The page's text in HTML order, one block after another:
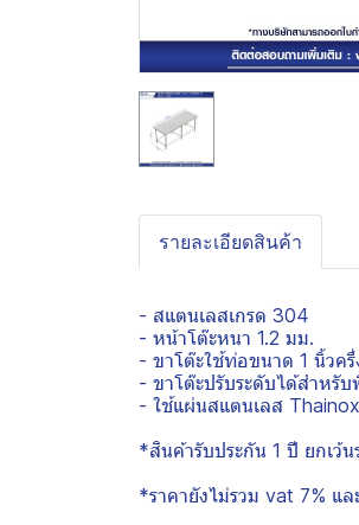
รายละเอียดสินค้า
- สแตนเลสเกรด 304
- หน้าโต๊ะหนา 1.2 มม.
- ขาโต๊ะใช้ท่อขนาด 1 นิ้วค
- ขาโต๊ะปรับระดับได้สำหรับ
- ใช้แผ่นสแตนเลส
*สินค้ารับประกัน 1 ปี ยกเว้
*ราคายังไม่รวม vat 7% แล